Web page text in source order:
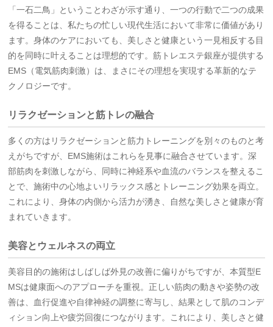
「一石二鳥」ということわざが示す通り、一つの行動で二つの成果
を得ることは、私たちの忙しい現代生活において非常に価値があり
ます。身体のケアにおいても、美しさと健康という一見相反する目
的を同時に叶えることは理想的です。筋トレエステ銀座が提供する
EMS（電気筋肉刺激）は、まさにその理想を実現する革新的なテ
クノロジーです。
リラクゼーションと筋トレの融合
多くの方はリラクゼーションと筋力トレーニングを別々のものと考
えがちですが、EMS施術はこれらを見事に融合させています。深
部筋肉を刺激しながら、同時に神経系や血流のバランスを整えるこ
とで、施術中の心地よいリラックス感とトレーニング効果を両立。
これにより、身体の内側から活力が湧き、自然な美しさと健康が育
まれていきます。
美容とウェルネスの両立
美容目的の施術はしばしば外見の改善に偏りがちですが、本質型E
MSは健康面へのアプローチを重視。正しい筋肉の動きや姿勢の改
善は、血行促進や自律神経の調整に寄与し、結果として肌のコンデ
ィション向上や疲労回復につながります。これにより、美しさと健